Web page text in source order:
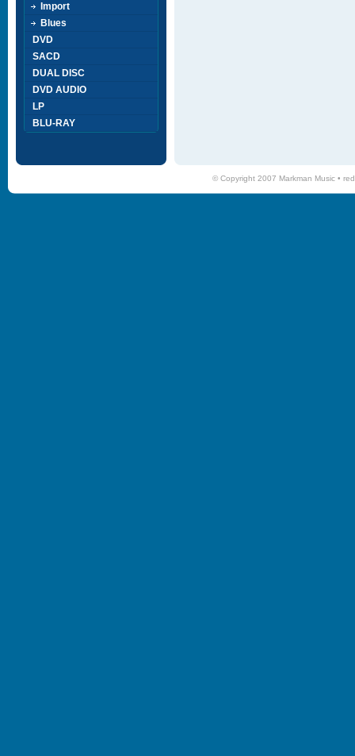
Import
Blues
DVD
SACD
DUAL DISC
DVD AUDIO
LP
BLU-RAY
© Copyright 2007 Markman Music •